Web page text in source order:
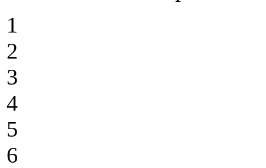
1
2
3
4
5
6